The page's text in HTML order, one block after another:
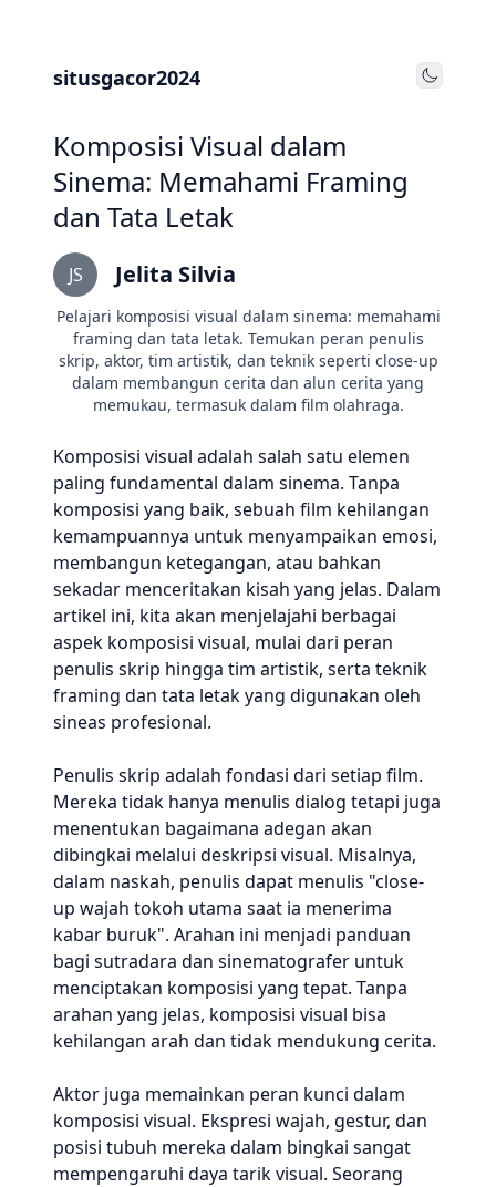
situsgacor2024 Toggle
Komposisi Visual dalam
Sinema: Memahami Framing
dan Tata Letak
JS Jelita Silvia
Pelajari komposisi visual dalam sinema: memahami
framing dan tata letak. Temukan peran penulis
skrip, aktor, tim artistik, dan teknik seperti close-up
dalam membangun cerita dan alun cerita yang
memukau, termasuk dalam film olahraga.
Komposisi visual adalah salah satu elemen
paling fundamental dalam sinema. Tanpa
komposisi yang baik, sebuah film kehilangan
kemampuannya untuk menyampaikan emosi,
membangun ketegangan, atau bahkan
sekadar menceritakan kisah yang jelas. Dalam
artikel ini, kita akan menjelajahi berbagai
aspek komposisi visual, mulai dari peran
penulis skrip hingga tim artistik, serta teknik
framing dan tata letak yang digunakan oleh
sineas profesional.
Penulis skrip adalah fondasi dari setiap film.
Mereka tidak hanya menulis dialog tetapi juga
menentukan bagaimana adegan akan
dibingkai melalui deskripsi visual. Misalnya,
dalam naskah, penulis dapat menulis "close-
up wajah tokoh utama saat ia menerima
kabar buruk". Arahan ini menjadi panduan
bagi sutradara dan sinematografer untuk
menciptakan komposisi yang tepat. Tanpa
arahan yang jelas, komposisi visual bisa
kehilangan arah dan tidak mendukung cerita.
Aktor juga memainkan peran kunci dalam
komposisi visual. Ekspresi wajah, gestur, dan
posisi tubuh mereka dalam bingkai sangat
mempengaruhi daya tarik visual. Seorang